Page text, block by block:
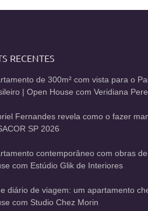
RECENTES
de 300m² com vista para o
| Open House com Veridiana
Fernandes revela como o fazer
SP 2026
contemporâneo com obras
com Estúdio Glik de Interiores
diário de viagem: um apartamento
com Studio Chez Morin